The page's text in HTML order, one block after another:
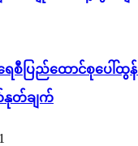
ည်ထောင်စုပေါ်ထွန်းရေး
နုတ်ချက်